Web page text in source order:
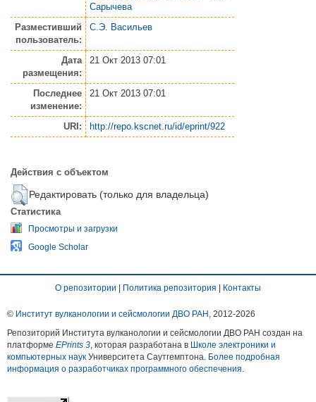
Сарычева
Разместивший
пользователь:
С.Э. Васильев
Дата
размещения:
21 Окт 2013 07:01
Последнее
изменение:
21 Окт 2013 07:01
URI: http://repo.kscnet.ru/id/eprint/922
Действия с объектом
Редактировать (только для владельца)
Статистика
Просмотры и загрузки
Google Scholar
О репозитории | Политика репозитория | Контакты
© Институт вулканологии и сейсмологии ДВО РАН , 2012-2026
Репозиторий Института вулканологии и сейсмологии ДВО РАН создан на
платформе EPrints 3 , которая разработана в Школе электроники и
компьютерных наук Университета Саутгемптона. Более подробная
информация о разработчиках программного обеспечения